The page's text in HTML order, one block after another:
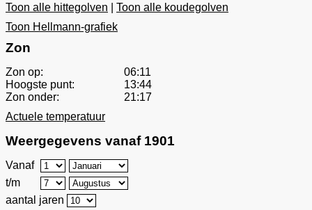
Toon alle hittegolven
Toon alle koudegolven
Toon Hellmann-grafiek
Zon
Zon op:
06:11
Hoogste punt:
13:44
Zon onder:
21:17
Actuele temperatuur
Weergegevens vanaf 1901
Vanaf
t/m
aantal jaren